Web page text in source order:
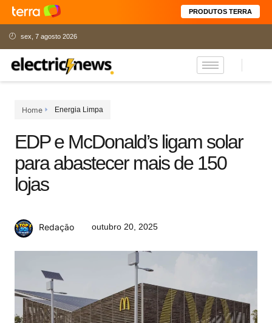
PRODUTOS TERRA
sex, 7 agosto 2026
Home Energia Limpa
EDP e McDonald’s ligam solar
para abastecer mais de 150
lojas
Redação outubro 20, 2025